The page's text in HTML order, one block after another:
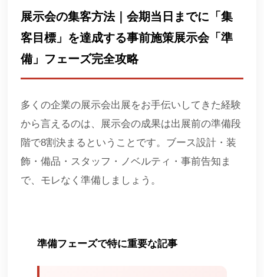
展示会の集客方法｜会期当日までに「集
客目標」を達成する事前施策展示会「準
備」フェーズ完全攻略
多くの企業の展示会出展をお手伝いしてきた経験
から言えるのは、展示会の成果は出展前の準備段
階で8割決まるということです。ブース設計・装
飾・備品・スタッフ・ノベルティ・事前告知ま
で、モレなく準備しましょう。
準備フェーズで特に重要な記事